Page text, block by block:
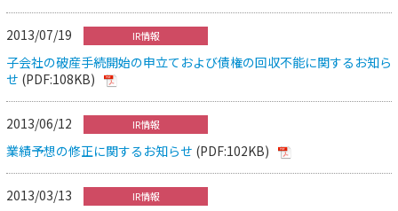
2013/07/19 IR情報
子会社の破産手続開始の申立ておよび債権の回収不能に関するお知ら
せ (PDF:108KB)
2013/06/12 IR情報
業績予想の修正に関するお知らせ (PDF:102KB)
2013/03/13 IR情報